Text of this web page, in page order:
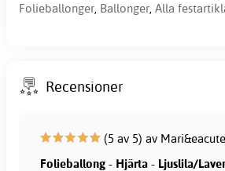
Folieballonger, Ballonger, Alla
Recensioner
(5 av 5) av
Folieballong - Hjärta - Ljuslila/